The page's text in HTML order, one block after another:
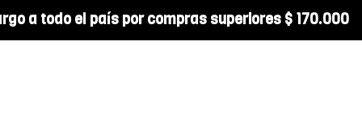
a todo el país por compras superiores $ 170.000